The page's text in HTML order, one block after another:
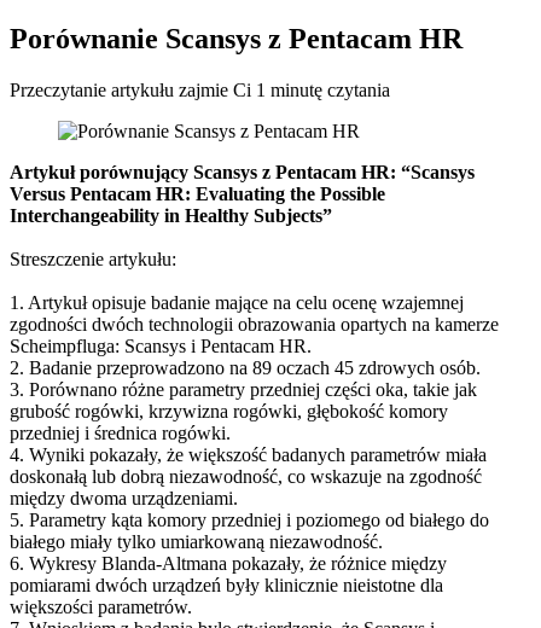
Porównanie Scansys z Pentacam HR
Przeczytanie artykułu zajmie Ci 1 minutę czytania
Artykuł porównujący Scansys z Pentacam HR: “Scansys
Versus Pentacam HR: Evaluating the Possible
Interchangeability in Healthy Subjects”
Streszczenie artykułu:
1. Artykuł opisuje badanie mające na celu ocenę wzajemnej
zgodności dwóch technologii obrazowania opartych na kamerze
Scheimpfluga: Scansys i Pentacam HR.
2. Badanie przeprowadzono na 89 oczach 45 zdrowych osób.
3. Porównano różne parametry przedniej części oka, takie jak
grubość rogówki, krzywizna rogówki, głębokość komory
przedniej i średnica rogówki.
4. Wyniki pokazały, że większość badanych parametrów miała
doskonałą lub dobrą niezawodność, co wskazuje na zgodność
między dwoma urządzeniami.
5. Parametry kąta komory przedniej i poziomego od białego do
białego miały tylko umiarkowaną niezawodność.
6. Wykresy Blanda-Altmana pokazały, że różnice między
pomiarami dwóch urządzeń były klinicznie nieistotne dla
większości parametrów.